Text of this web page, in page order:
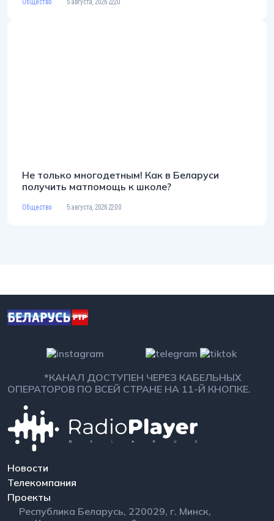
Не только многодетным! Как в Беларуси
получить матпомощь к школе?
Общество 5 августа, 2026 22:00
*КАНАЛ ДОСТУПЕН ЧЕРЕЗ КАБЕЛЬНЫХ
ОПЕРАТОРОВ ПО ВСЕЙ СТРАНЕ НА 11-Й КНОПКЕ.
Новости
Телекомпания
Проекты